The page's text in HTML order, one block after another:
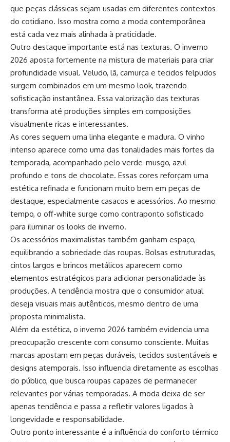
que peças clássicas sejam usadas em diferentes contextos
do cotidiano. Isso mostra como a moda contemporânea
está cada vez mais alinhada à praticidade.
Outro destaque importante está nas texturas. O inverno
2026 aposta fortemente na mistura de materiais para criar
profundidade visual. Veludo, lã, camurça e tecidos felpudos
surgem combinados em um mesmo look, trazendo
sofisticação instantânea. Essa valorização das texturas
transforma até produções simples em composições
visualmente ricas e interessantes.
As cores seguem uma linha elegante e madura. O vinho
intenso aparece como uma das tonalidades mais fortes da
temporada, acompanhado pelo verde-musgo, azul
profundo e tons de chocolate. Essas cores reforçam uma
estética refinada e funcionam muito bem em peças de
destaque, especialmente casacos e acessórios. Ao mesmo
tempo, o off-white surge como contraponto sofisticado
para iluminar os looks de inverno.
Os acessórios maximalistas também ganham espaço,
equilibrando a sobriedade das roupas. Bolsas estruturadas,
cintos largos e brincos metálicos aparecem como
elementos estratégicos para adicionar personalidade às
produções. A tendência mostra que o consumidor atual
deseja visuais mais autênticos, mesmo dentro de uma
proposta minimalista.
Além da estética, o inverno 2026 também evidencia uma
preocupação crescente com consumo consciente. Muitas
marcas apostam em peças duráveis, tecidos sustentáveis e
designs atemporais. Isso influencia diretamente as escolhas
do público, que busca roupas capazes de permanecer
relevantes por várias temporadas. A moda deixa de ser
apenas tendência e passa a refletir valores ligados à
longevidade e responsabilidade.
Outro ponto interessante é a influência do conforto térmico